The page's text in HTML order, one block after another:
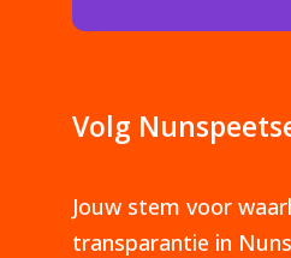
Volg
Jouw stem voor
transparantie in